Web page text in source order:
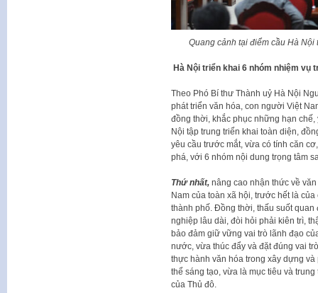
Quang cảnh tại điểm cầu Hà
Hà Nội triển khai 6 nhóm nhiệm vụ
Theo Phó Bí thư Thành uỷ Hà Nội
phát triển văn hóa, con người Việt
đồng thời, khắc phục những hạn
Nội tập trung triển khai toàn diện,
yêu cầu trước mắt, vừa có tính căn
phá, với 6 nhóm nội dung trọng tâm
Thứ nhất,nâng cao nhận thức về
Nam của toàn xã hội, trước hết là
thành phố. Đồng thời, thấu suốt
nghiệp lâu dài, đòi hỏi phải kiên trì,
bảo đảm giữ vững vai trò lãnh đạo
nước, vừa thúc đẩy và đặt đúng vai
thực hành văn hóa trong xây dựng
thể sáng tạo, vừa là mục tiêu và
của Thủ đô.